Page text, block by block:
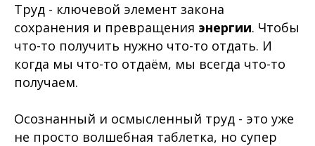
Труд - ключевой элемент закона
сохранения и превращения энергии. Чтобы
что-то получить нужно что-то отдать. И
когда мы что-то отдаём, мы всегда что-то
получаем.
Осознанный и осмысленный труд - это уже
не просто волшебная таблетка, но супер